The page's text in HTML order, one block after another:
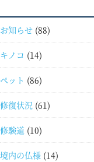
お知らせ (88)
キノコ (14)
ペット (86)
修復状況 (61)
修験道 (10)
境内の仏様 (14)